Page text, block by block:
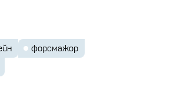
форсмажор